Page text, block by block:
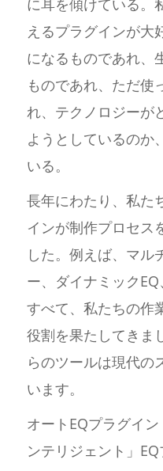
に耳を傾けている。
えるプラグインが大
になるものであれ、
ものであれ、ただ使
れ、テクノロジーが
ようとしているのか
いる。
長年にわたり、私た
インが制作プロセス
した。例えば、マル
ー、ダイナミック
すべて、私たちの作
役割を果たしてきま
らのツールは現代の
います。
オートEQプラグイ
ンテリジェント」EQ